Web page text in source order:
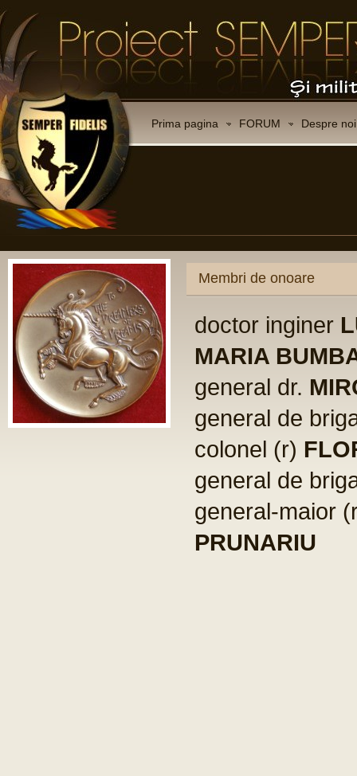
Prima pagina FORUM Despre noi
Membri de onoare
doctor inginer
MARIA
general dr.
general de
colonel (r)
general de
general-maior
PRUNARIU